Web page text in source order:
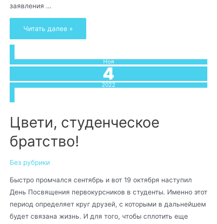
заявления …
Читать далее »
Ноя
4
2022
Цвети, студенческое
братство!
Без рубрики
Быстро промчался сентябрь и вот 19 октября наступил
День Посвящения первокурсников в студенты. Именно этот
период определяет круг друзей, с которыми в дальнейшем
будет связана жизнь. И для того, чтобы сплотить еще